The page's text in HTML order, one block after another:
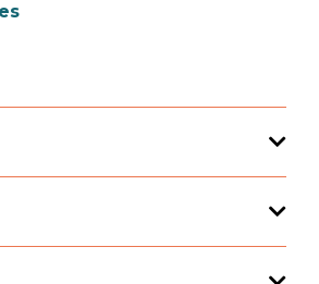
décembre 2026